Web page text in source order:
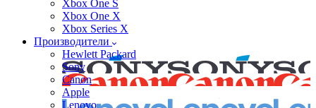
Xbox One S
Xbox One X
Xbox Series X
Производители
Hewlett Packard
Sony
Canon
Apple
Lenovo